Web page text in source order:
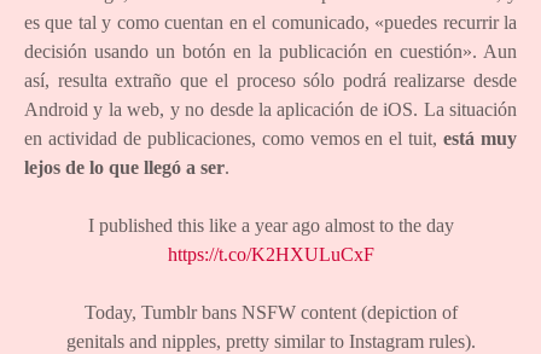
es que tal y como cuentan en el comunicado, «puedes recurrir la
decisión usando un botón en la publicación en cuestión». Aun
así, resulta extraño que el proceso sólo podrá realizarse desde
Android y la web, y no desde la aplicación de iOS. La situación
en actividad de publicaciones, como vemos en el tuit,está muy
lejos de lo que llegó a ser.
I published this like a year ago almost to the day
https://t.co/K2HXULuCxF
Today, Tumblr bans NSFW content (depiction of
genitals and nipples, pretty similar to Instagram rules).